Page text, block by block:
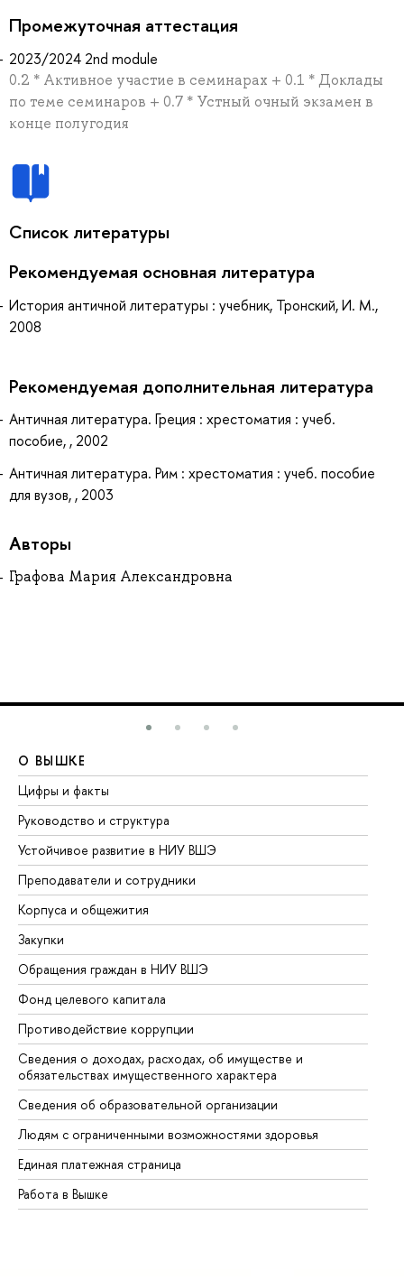
Промежуточная аттестация
2023/2024 2nd module
0.2 * Активное участие в семинарах + 0.1 * Доклады
по теме семинаров + 0.7 * Устный очный экзамен в
конце полугодия
Список литературы
Рекомендуемая основная литература
История античной литературы : учебник, Тронский, И. М.,
2008
Рекомендуемая дополнительная литература
Античная литература. Греция : хрестоматия : учеб.
пособие, , 2002
Античная литература. Рим : хрестоматия : учеб. пособие
для вузов, , 2003
Авторы
Графова Мария Александровна
О ВЫШКЕ
Цифры и факты
Руководство и структура
Устойчивое развитие в НИУ ВШЭ
Преподаватели и сотрудники
Корпуса и общежития
Закупки
Обращения граждан в НИУ ВШЭ
Фонд целевого капитала
Противодействие коррупции
Сведения о доходах, расходах, об имуществе и
обязательствах имущественного характера
Сведения об образовательной организации
Людям с ограниченными возможностями здоровья
Единая платежная страница
Работа в Вышке